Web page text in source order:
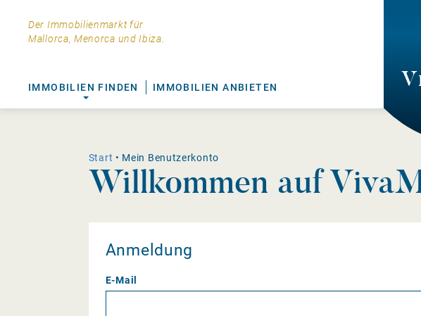
Der Immobilienmarkt für
Mallorca, Menorca und Ibiza.
IMMOBILIEN FINDEN IMMOBILIEN ANBIETEN
Start • Mein Benutzerkonto
Willkommen auf
Anmeldung
E-Mail